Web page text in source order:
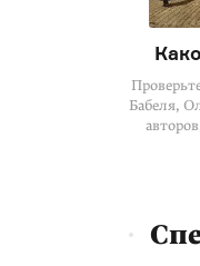
Бабеля,